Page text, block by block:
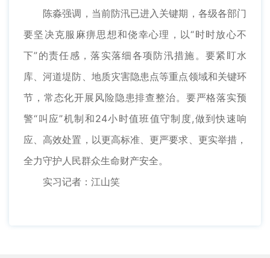
陈淼强调，当前防汛已进入关键期，各级各部门
要坚决克服麻痹思想和侥幸心理，以“时时放心不
下”的责任感，落实落细各项防汛措施。要紧盯水
库、河道堤防、地质灾害隐患点等重点领域和关键环
节，常态化开展风险隐患排查整治。要严格落实预
警“叫应”机制和24小时值班值守制度,做到快速响
应、高效处置，以更高标准、更严要求、更实举措，
全力守护人民群众生命财产安全。
实习记者：江山笑